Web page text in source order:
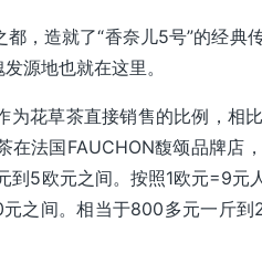
，造就了“香奈儿5号”的经典
源地也就在这里。
花草茶直接销售的比例，相
法国FAUCHON馥颂品牌店
到5欧元之间。按照1欧元=9元
之间。相当于800多元一斤